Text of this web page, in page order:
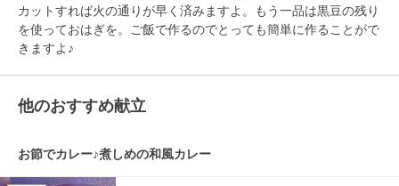
カットすれば火の通りが早く済みますよ。もう一品は黒豆の残り
を使っておはぎを。ご飯で作るのでとっても簡単に作ることがで
きますよ♪
他のおすすめ献立
お節でカレー♪煮しめの和風カレー